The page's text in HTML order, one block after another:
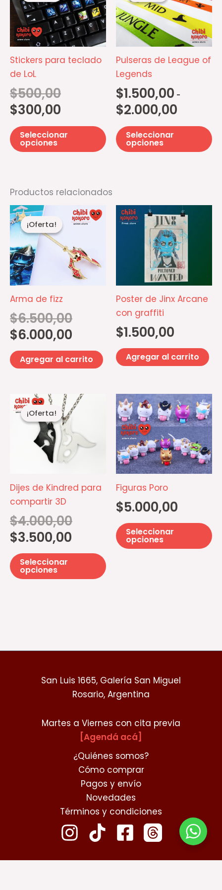
Stickers para teclado
de LoL
$500,00
era:
$500,00.
$300,00
es:
$300,00.
Seleccionar
opciones
tiene
múltiples
variantes.
Las
opciones
pueden
elegir
la
página
Pulseras de League of
Legends
$1.500,00 -
$2.000,00
desde
$1.500,00
hasta
$2.000,00
Seleccionar
opciones
la
Productos relacionados
¡Oferta!
¡Oferta!
Arma de fizz
$6.500,00
El
precio
original
$6.500,00.
$6.000,00
El
precio
actual
$6.000,00.
Agregar al carrito
Poster de Jinx Arcane
con graffiti
$1.500,00
Agregar al carrito
¡Oferta!
¡Oferta!
Dijes de Kindred para
compartir 3D
$4.000,00
El
precio
$4.000,00.
$3.500,00
El
precio
actual
$3.500,00.
Seleccionar
opciones
Este
producto
tiene
múltiples
variantes.
Las
opciones
pueden
elegir
en
página
Figuras Poro
$5.000,00
Seleccionar
opciones
en
San Luis 1665, Galería San Miguel
Rosario, Argentina
Martes a Viernes con cita previa
[Agendá acá]
¿Quiénes somos?
Cómo comprar
Pagos y envío
Novedades
Términos y condiciones
contacto@chibikokoro.com